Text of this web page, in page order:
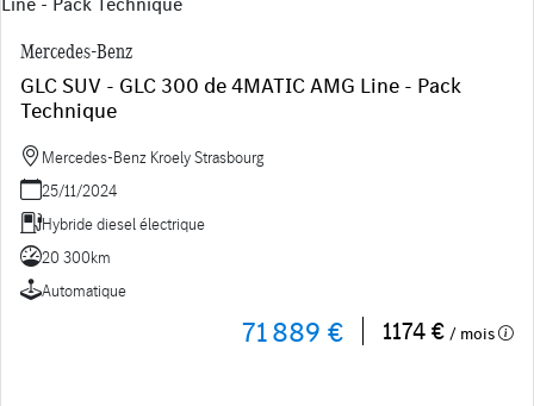
Mercedes-Benz
GLC SUV - GLC 300 de 4MATIC AMG Line - Pack
Technique
Mercedes-Benz Kroely Strasbourg
25/11/2024
Hybride diesel électrique
20 300km
Automatique
71 889 € 1174 € / mois